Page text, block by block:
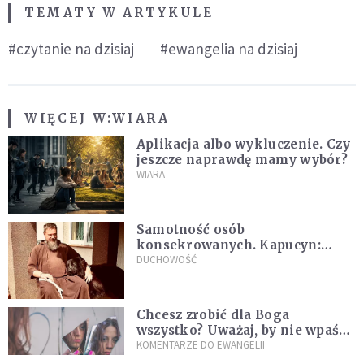
TEMATY W ARTYKULE
#czytanie na dzisiaj #ewangelia na dzisiaj
WIĘCEJ W:WIARA
Aplikacja albo wykluczenie. Czy
jeszcze naprawdę mamy wybór?
WIARA
Samotność osób
konsekrowanych. Kapucyn:
Życie w pojedynkę rzadko jest
DUCHOWOŚĆ
Chcesz zrobić dla Boga
wszystko? Uważaj, by nie wpaść
w groźną pułapkę
KOMENTARZE DO EWANGELII